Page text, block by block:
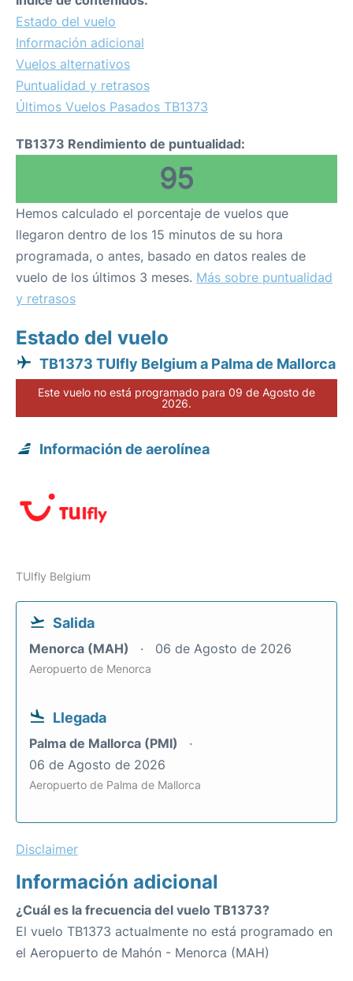
Estado del vuelo
Información adicional
Vuelos alternativos
Puntualidad y retrasos
Últimos Vuelos Pasados TB1373
TB1373 Rendimiento de puntualidad:
95
Hemos calculado el porcentaje de vuelos que
llegaron dentro de los 15 minutos de su hora
programada, o antes, basado en datos reales de
vuelo de los últimos 3 meses. Más sobre puntualidad
y retrasos
Estado del vuelo
TB1373 TUIfly Belgium a Palma de Mallorca
Este vuelo no está programado para 09 de Agosto de
2026.
Información de aerolínea
TUIfly Belgium
Salida
Menorca (MAH) 06 de Agosto de 2026
Aeropuerto de Menorca
Llegada
Palma de Mallorca (PMI)
06 de Agosto de 2026
Aeropuerto de Palma de Mallorca
Disclaimer
Información adicional
¿Cuál es la frecuencia del vuelo TB1373?
El vuelo TB1373 actualmente no está programado en
el Aeropuerto de Mahón - Menorca (MAH)